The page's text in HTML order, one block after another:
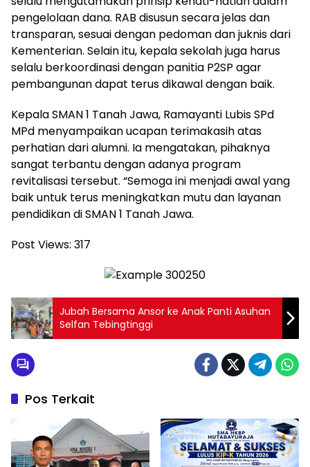
pengelolaan dana. RAB disusun secara jelas dan
transparan, sesuai dengan pedoman dan juknis dari
Kementerian. Selain itu, kepala sekolah juga harus
selalu berkoordinasi dengan panitia P2SP agar
pembangunan dapat terus dikawal dengan baik.
Kepala SMAN 1 Tanah Jawa, Ramayanti Lubis SPd
MPd menyampaikan ucapan terimakasih atas
perhatian dari alumni. Ia mengatakan, pihaknya
sangat terbantu dengan adanya program
revitalisasi tersebut. “Semoga ini menjadi awal yang
baik untuk terus meningkatkan mutu dan layanan
pendidikan di SMAN 1 Tanah Jawa.
Post Views: 317
Jubah Bersama Ansor ke Anak Panti Asuhan
Selfan Tebingtinggi
Pos Terkait